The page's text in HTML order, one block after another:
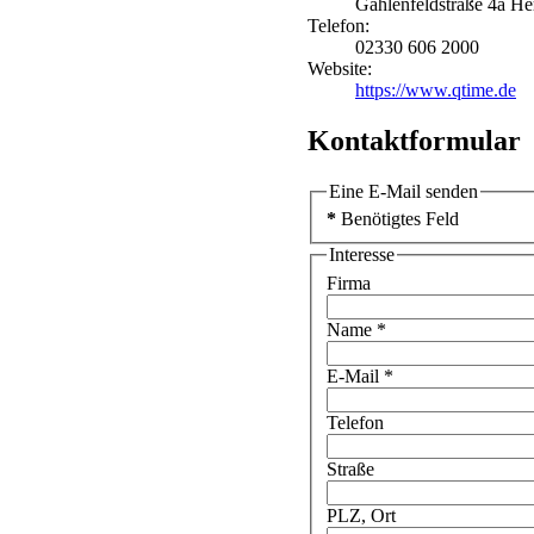
Gahlenfeldstraße 4a
Telefon:
02330 606 2000
Website:
https://www.qtime.de
Kontaktformular
Eine E-Mail senden
* Benötigtes Feld
Interesse
Firma
Name *
E-Mail *
Telefon
Straße
PLZ, Ort